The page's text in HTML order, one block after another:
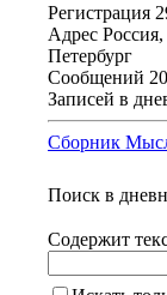
Регистрация
Адрес
Петербург
Сообщений 20
Записей в
Сборник
Поиск в
Содержит